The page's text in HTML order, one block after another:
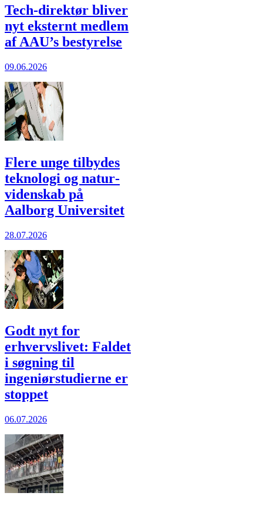
Tech-direktør bliver
nyt eksternt medlem
af AAU’s bestyrelse
09.06.2026
Flere unge til­bydes
teknologi og natur­
viden­skab på
Aalborg Universitet
28.07.2026
Godt nyt for
erhvervslivet: Faldet
i søgning til
ingeniørstudierne er
stoppet
06.07.2026